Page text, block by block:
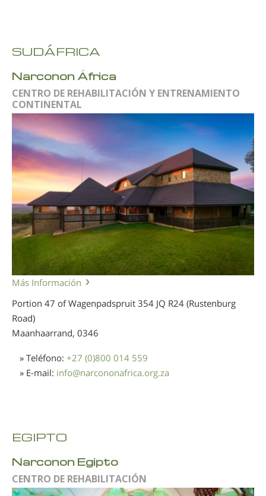
SUDÁFRICA
Narconon África
CENTRO DE REHABILITACIÓN Y ENTRENAMIENTO
CONTINENTAL
Más Información
Portion 47 of Wagenpadspruit 354 JQ R24 (Rustenburg
Road)
Maanhaarrand, 0346
» Teléfono: +27 (0)800 014 559
» E-mail: info@narcononafrica.org.za
EGIPTO
Narconon Egipto
CENTRO DE REHABILITACIÓN